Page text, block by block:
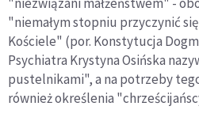
"niemałym stopniu przyczynić
Kościele" (por. Konstytucja
Psychiatra Krystyna Osińska
pustelnikami", a na potrzeby
również określenia